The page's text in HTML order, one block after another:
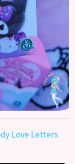
Love Letters